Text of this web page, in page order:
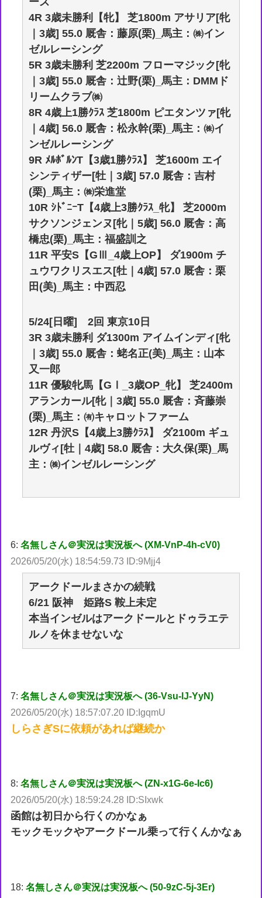
4R 3歳未勝利【牝】 芝1800m アサリア[牝
｜3歳] 55.0 厩舎：藤原(栗)_馬主：㈱イン
ゼルレーシング
5R 3歳未勝利 芝2200m フローマジック[牝
｜3歳] 55.0 厩舎：辻野(栗)_馬主：DMMド
リームクラブ㈱
8R 4歳上1勝ｸﾗｽ 芝1800m ピエタンツァ[牝
｜4歳] 56.0 厩舎：松永幹(栗)_馬主：㈱イ
ンゼルレーシング
9R ﾒﾙﾎﾞﾙﾝT【3歳1勝ｸﾗｽ】 芝1600m エイ
シンティザー[牡｜3歳] 57.0 厩舎：吉村
(栗)_馬主：㈱栄進堂
10R ｼﾄﾞﾆｰT【4歳上3勝ｸﾗｽ_牝】 芝2000m
サクソンジェンヌ[牝｜5歳] 56.0 厩舎：高
橋忠(栗)_馬主：福盛訓之
11R 平安S【GⅢ_4歳上OP】 ダ1900m チ
ュウワクリスエス[牡｜4歳] 57.0 厩舎：栗
田(美)_馬主：中西忍
5/24[日曜] 2回 東京10日
3R 3歳未勝利 ダ1300m アイムインディ[牝
｜3歳] 55.0 厩舎：蛯名正(美)_馬主：山本
又一郎
11R 優駿牝馬【GⅠ_3歳OP_牝】 芝2400m
アランカール[牝｜3歳] 55.0 厩舎：斉藤崇
(栗)_馬主：㈲キャロットファーム
12R 丹沢S【4歳上3勝ｸﾗｽ】 ダ2100m ギュ
ルヴィ[牡｜4歳] 58.0 厩舎：大久保(栗)_馬
主：㈱インゼルレーシング
6:名無しさん＠実況は実況板へ (XM-VnP-4h-cV0)
2026/05/20(水) 18:54:59.73 ID:9Mjj4
アークドールまさかの続戦
6/21 阪神 姫路S 鞍上未定
本当インゼルはアークドールとドゥラエテ
ルノを休ませないな
7:名無しさん＠実況は実況板へ (36-Vsu-lJ-YyN)
2026/05/20(水) 18:57:07.20 ID:IgqmU
しらさぎSに依頼があれば継続か
8:名無しさん＠実況は実況板へ (ZN-x1G-6e-Ic6)
2026/05/20(水) 18:59:24.28 ID:SIxwk
函館は初日から行くのかなぁ
モックモックやアークドール乗って行くんかなぁ
18:名無しさん＠実況は実況板へ (50-9zC-5j-3Er)